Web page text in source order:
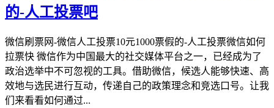
的-人工投票吧
微信刷票网-微信人工投票10元1000票假的-人工投票微信如何
拉票快 微信作为中国最大的社交媒体平台之一，已经成为了
政治选举中不可忽视的工具。借助微信，候选人能够快速、高
效地与选民进行互动，传递自己的政策理念和竞选口号。让我
们来看看如何通过...